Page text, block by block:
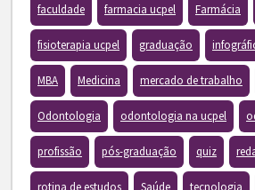
faculdade farmacia ucpel Farmácia
fisioterapia ucpel graduação
MBA Medicina mercado de trabalho
Odontologia odontologia na ucpel
profissão pós-graduação quiz
rotina de estudos Saúde tecnologia